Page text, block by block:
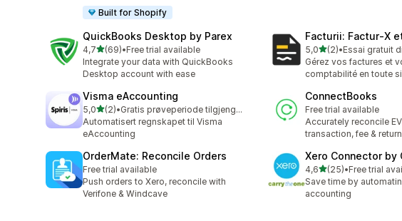
Built for Shopify
QuickBooks Desktop by Parex
4,7av 5 stjerner
(69)
Totalt 69 omtaler
•Free trial available
Integrate your data with QuickBooks
Desktop account with ease
Facturii: Factur‑X
5,0av 5 stjerner
(2)
Totalt 2 omtaler
•Essai gratuit
Gérez vos factures et
comptabilité en toute
Visma eAccounting
5,0av 5 stjerner
(2)
Totalt 2 omtaler
•
Gratis prøveperiode tilgjengelig
Automatisert regnskapet til Visma
eAccounting
ConnectBooks
Free trial available
Accurately reconcile
transaction, fee &
OrderMate: Reconcile Orders
Free trial available
Push orders to Xero, reconcile with
Verifone & Windcave
Xero Connector by
4,6av 5 stjerner
(25)
Totalt 25 omtaler
•Free trial
Save time by
accounting